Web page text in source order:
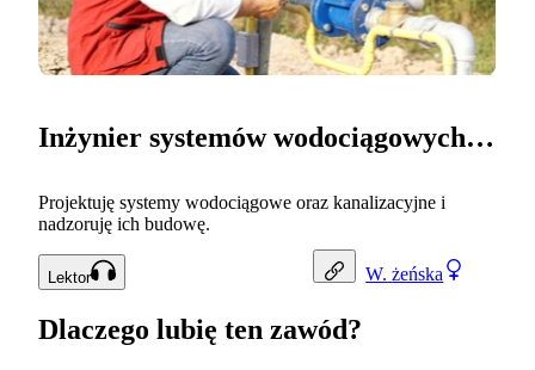
W. żeńska
Inżynier systemów wodociągowych i kanalizacyjnych
Projektuję systemy wodociągowe oraz kanalizacyjne i
nadzoruję ich budowę.
Lektor
Dlaczego lubię ten zawód?